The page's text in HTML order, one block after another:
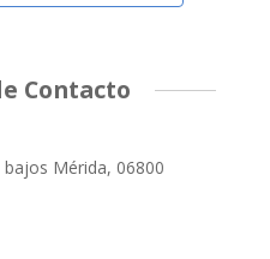
Contacto
bajos Mérida, 06800